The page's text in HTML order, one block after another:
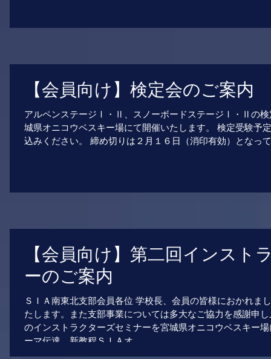
【会員向け】検定会のご案内
アルペンステージⅠ・Ⅱ、スノーボードステージⅠ・Ⅱの検
城県オニコウベスキー場にて開催いたします。 検定受験予
込みください。 締め切りは２月１６日（消印有効）となっ
【会員向け】第二回インスト
ーのご案内
ＳＩＡ南東北支部会員各位 学校長、会員の皆様におかれま
たします。また支部事業については多大なご協力を感謝申
のインストラクターズセミナーを宮城県オニコウベスキー
ーマ伝達、新教程ＳＩＡオ...